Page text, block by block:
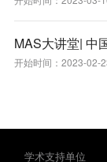
MAS大讲堂| 中
开始时间： 2023-02-
学术支持单位